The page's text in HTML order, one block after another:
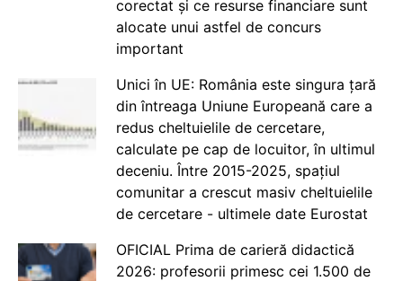
corectat și ce resurse financiare sunt
alocate unui astfel de concurs
important
Unici în UE: România este singura țară
din întreaga Uniune Europeană care a
redus cheltuielile de cercetare,
calculate pe cap de locuitor, în ultimul
deceniu. Între 2015-2025, spațiul
comunitar a crescut masiv cheltuielile
de cercetare - ultimele date Eurostat
OFICIAL Prima de carieră didactică
2026: profesorii primesc cei 1.500 de